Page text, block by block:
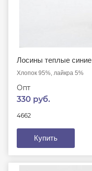
Лосины теплые синие
Хлопок 95%, лайкра 5%
Опт
330 руб.
4662
Купить